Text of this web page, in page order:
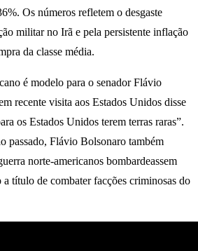
Os números refletem o desgaste
militar no Irã e pela persistente inflação
da classe média.
é modelo para o senador Flávio
recente visita aos Estados Unidos disse
os Estados Unidos terem terras raras”.
passado, Flávio Bolsonaro também
norte-americanos bombardeassem
título de combater facções criminosas do